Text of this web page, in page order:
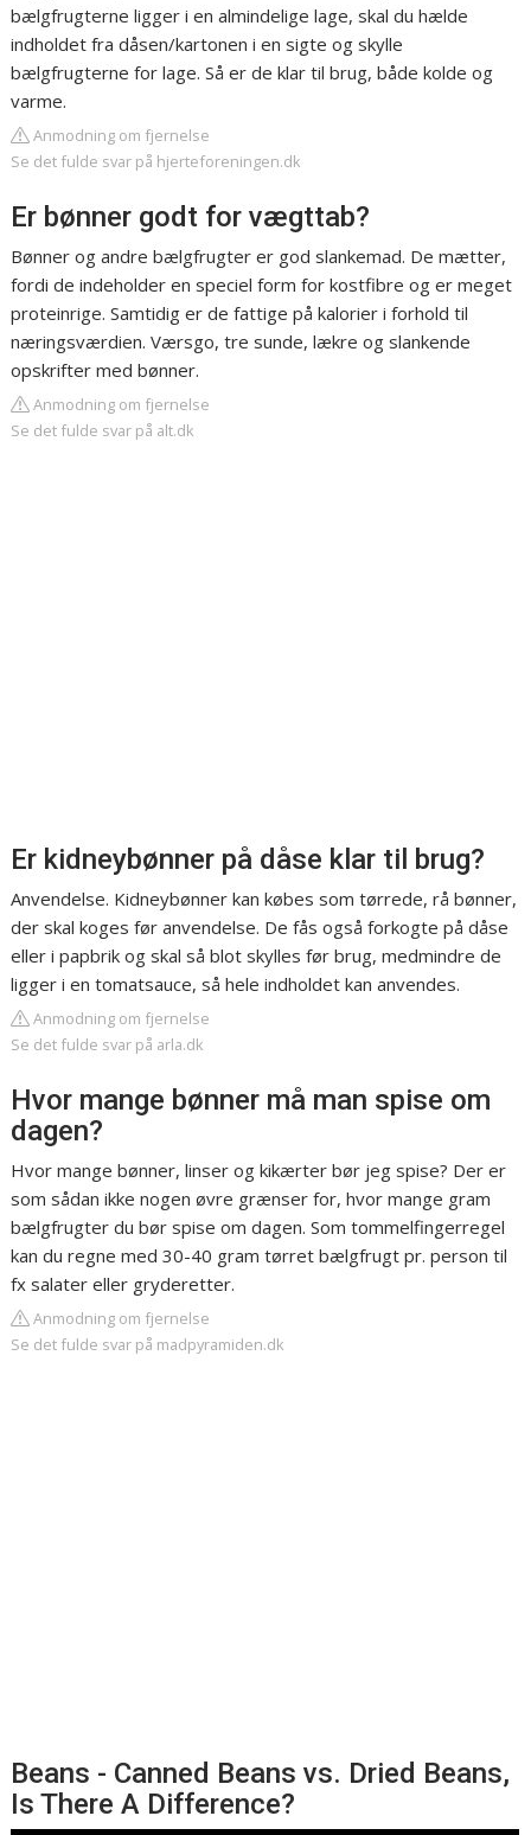
bælgfrugterne ligger i en almindelige lage, skal du hælde
indholdet fra dåsen/kartonen i en sigte og skylle
bælgfrugterne for lage. Så er de klar til brug, både kolde og
varme.
Anmodning om fjernelse
Se det fulde svar på hjerteforeningen.dk
Er bønner godt for vægttab?
Bønner og andre bælgfrugter er god slankemad. De mætter,
fordi de indeholder en speciel form for kostfibre og er meget
proteinrige. Samtidig er de fattige på kalorier i forhold til
næringsværdien. Værsgo, tre sunde, lækre og slankende
opskrifter med bønner.
Anmodning om fjernelse
Se det fulde svar på alt.dk
Er kidneybønner på dåse klar til brug?
Anvendelse. Kidneybønner kan købes som tørrede, rå bønner,
der skal koges før anvendelse. De fås også forkogte på dåse
eller i papbrik og skal så blot skylles før brug, medmindre de
ligger i en tomatsauce, så hele indholdet kan anvendes.
Anmodning om fjernelse
Se det fulde svar på arla.dk
Hvor mange bønner må man spise om
dagen?
Hvor mange bønner, linser og kikærter bør jeg spise? Der er
som sådan ikke nogen øvre grænser for, hvor mange gram
bælgfrugter du bør spise om dagen. Som tommelfingerregel
kan du regne med 30-40 gram tørret bælgfrugt pr. person til
fx salater eller gryderetter.
Anmodning om fjernelse
Se det fulde svar på madpyramiden.dk
Beans - Canned Beans vs. Dried Beans,
Is There A Difference?